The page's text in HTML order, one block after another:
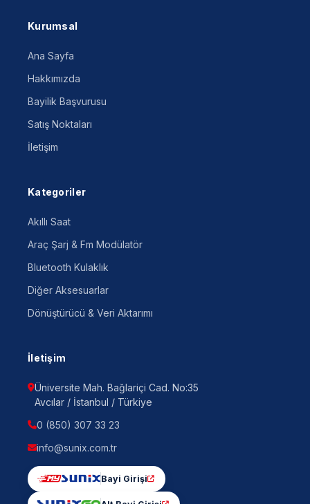
Kurumsal
Ana Sayfa
Hakkımızda
Bayilik Başvurusu
Satış Noktaları
İletişim
Kategoriler
Akıllı Saat
Araç Şarj & Fm Modülatör
Bluetooth Kulaklık
Diğer Aksesuarlar
Dönüştürücü & Veri Aktarımı
İletişim
Üniversite Mah. Bağlariçi Cad. No:35
Avcılar / İstanbul / Türkiye
0 (850) 307 33 23
info@sunix.com.tr
Bayi Girişi